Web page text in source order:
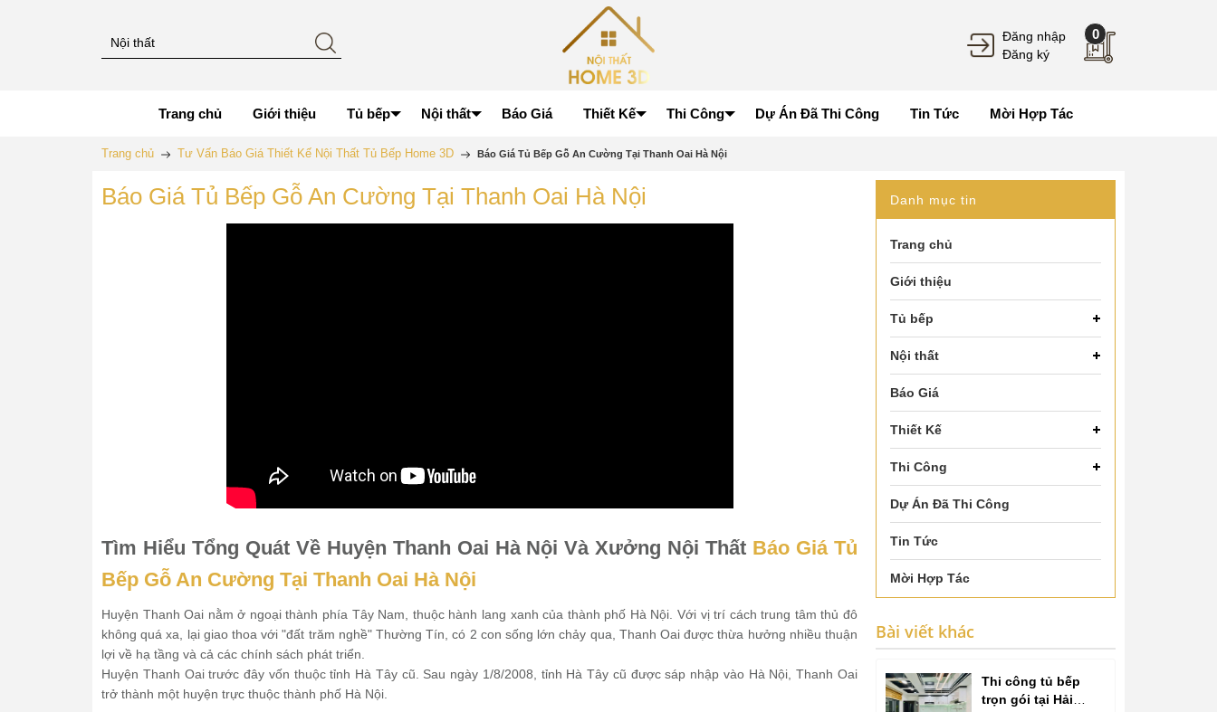
Đăng nhập
Đăng ký
0
Trang chủ Giới thiệu Tủ bếp Nội thất Báo Giá Thiết Kế Thi Công Dự Án Đã Thi Công Tin Tức Mời Hợp Tác
Trang chủ Tư Vấn Báo Giá Thiết Kế Nội Thất Tủ Bếp Home 3D Báo Giá Tủ Bếp Gỗ An Cường Tại Thanh Oai Hà Nội
Báo Giá Tủ Bếp Gỗ An Cường Tại Thanh Oai Hà Nội
Tìm Hiểu Tổng Quát Về Huyện Thanh Oai Hà Nội Và Xưởng Nội Thất Báo Giá Tủ
Bếp Gỗ An Cường Tại Thanh Oai Hà Nội
Huyện Thanh Oai nằm ở ngoại thành phía Tây Nam, thuộc hành lang xanh của thành phố Hà Nội. Với vị trí cách trung tâm thủ đô
không quá xa, lại giao thoa với "đất trăm nghề" Thường Tín, có 2 con sống lớn chảy qua, Thanh Oai được thừa hưởng nhiều thuận
lợi về hạ tầng và cả các chính sách phát triển.
Huyện Thanh Oai trước đây vốn thuộc tỉnh Hà Tây cũ. Sau ngày 1/8/2008, tỉnh Hà Tây cũ được sáp nhập vào Hà Nội, Thanh Oai
trở thành một huyện trực thuộc thành phố Hà Nội.
Danh mục tin
Trang chủ
Giới thiệu
Tủ bếp
Nội thất
Báo Giá
Thiết Kế
Thi Công
Dự Án Đã Thi Công
Tin Tức
Mời Hợp Tác
Bài viết khác
Thi công tủ bếp
trọn gói tại Hải